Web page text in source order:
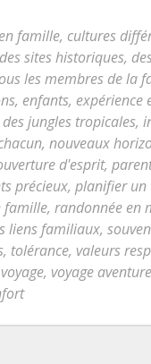
famille, cultures
sites historiques,
les membres de la
, enfants, expérience
jungles tropicales,
, nouveaux
d'esprit,
précieux, planifier un
famille, randonnée en
liens familiaux,
, tolérance, valeurs
, voyage